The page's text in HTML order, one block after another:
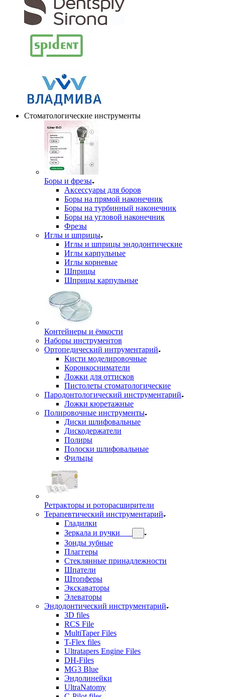
Стоматологические инструменты
Боры и фрезы
Аксессуары для боров
Боры на прямой наконечник
Боры на турбинный наконечник
Боры на угловой наконечник
Фрезы
Иглы и шприцы
Иглы и шприцы эндодонтические
Иглы карпульные
Иглы корневые
Шприцы
Шприцы карпульные
Контейнеры и ёмкости
Наборы инструментов
Ортопедический интрументарий
Кисти моделировочные
Коронкосниматели
Ложки для оттисков
Пистолеты стоматологические
Пародонтологический инструментарий
Ложки кюретажные
Полировочные инструменты
Диски шлифовальные
Дискодержатели
Полиры
Полоски шлифовальные
Фильцы
Ретракторы и роторасширители
Терапевтический инструментарий
Гладилки
Зеркала и ручки
Зонды зубные
Плаггеры
Стеклянные принадлежности
Шпатели
Штопферы
Экскаваторы
Элеваторы
Эндодонтический инструментарий
3D files
RCS File
MultiTaper Files
T-Flex files
Ultratapers Engine Files
DH-Files
MG3 Blue
Эндолинейки
UltraNatomy